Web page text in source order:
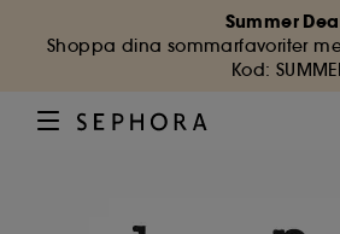
Summer
Shoppa dina sommarfavoriter
Kod: